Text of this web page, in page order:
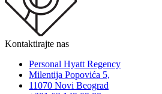
Kontaktirajte nas
Personal Hyatt Regency
Milentija Popovića 5,
11070 Novi Beograd